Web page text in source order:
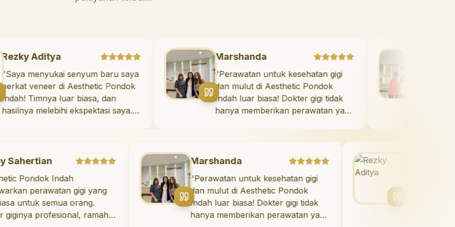
Rezky Aditya
"Saya menyukai senyum baru saya
berkat veneer di Aesthetic Pondok
Indah! Timnya luar biasa, dan
hasilnya melebihi ekspektasi saya.
Marshanda
"Perawatan untuk kesehatan gigi
dan mulut di Aesthetic Pondok
Indah luar biasa! Dokter gigi tidak
hanya memberikan perawatan yang
mengedukasi saya mengenai teknik
perawatan dan pembersihan gigi
direkomendasikan!
Indah
gigi yang
orang.
ramah,
Marshanda
"Perawatan untuk kesehatan gigi
dan mulut di Aesthetic Pondok
Indah luar biasa! Dokter gigi tidak
hanya memberikan perawatan yang
Rezky Aditya
"Saya menyukai
berkat veneer di
Indah! Timnya luar